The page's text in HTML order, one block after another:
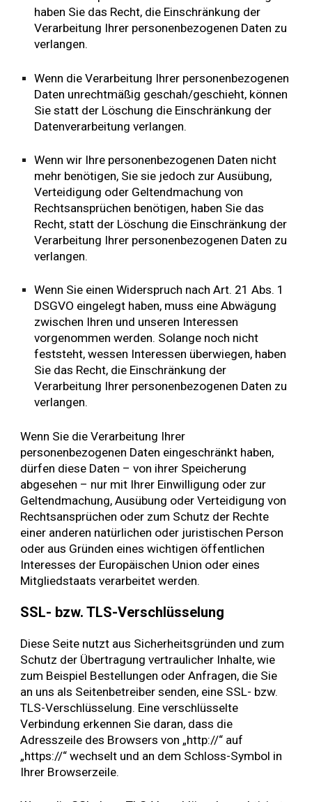
haben Sie das Recht, die Einschränkung der
Verarbeitung Ihrer personenbezogenen Daten zu
verlangen.
Wenn die Verarbeitung Ihrer personenbezogenen
Daten unrechtmäßig geschah/geschieht, können
Sie statt der Löschung die Einschränkung der
Datenverarbeitung verlangen.
Wenn wir Ihre personenbezogenen Daten nicht
mehr benötigen, Sie sie jedoch zur Ausübung,
Verteidigung oder Geltendmachung von
Rechtsansprüchen benötigen, haben Sie das
Recht, statt der Löschung die Einschränkung der
Verarbeitung Ihrer personenbezogenen Daten zu
verlangen.
Wenn Sie einen Widerspruch nach Art. 21 Abs. 1
DSGVO eingelegt haben, muss eine Abwägung
zwischen Ihren und unseren Interessen
vorgenommen werden. Solange noch nicht
feststeht, wessen Interessen überwiegen, haben
Sie das Recht, die Einschränkung der
Verarbeitung Ihrer personenbezogenen Daten zu
verlangen.
Wenn Sie die Verarbeitung Ihrer
personenbezogenen Daten eingeschränkt haben,
dürfen diese Daten – von ihrer Speicherung
abgesehen – nur mit Ihrer Einwilligung oder zur
Geltendmachung, Ausübung oder Verteidigung von
Rechtsansprüchen oder zum Schutz der Rechte
einer anderen natürlichen oder juristischen Person
oder aus Gründen eines wichtigen öffentlichen
Interesses der Europäischen Union oder eines
Mitgliedstaats verarbeitet werden.
SSL- bzw. TLS-Verschlüsselung
Diese Seite nutzt aus Sicherheitsgründen und zum
Schutz der Übertragung vertraulicher Inhalte, wie
zum Beispiel Bestellungen oder Anfragen, die Sie
an uns als Seitenbetreiber senden, eine SSL- bzw.
TLS-Verschlüsselung. Eine verschlüsselte
Verbindung erkennen Sie daran, dass die
Adresszeile des Browsers von „http://“ auf
„https://“ wechselt und an dem Schloss-Symbol in
Ihrer Browserzeile.